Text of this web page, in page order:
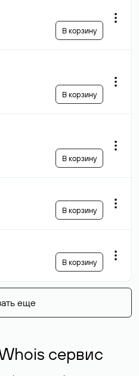
В корзину
В корзину
В корзину
В корзину
В корзину
еще
сервис